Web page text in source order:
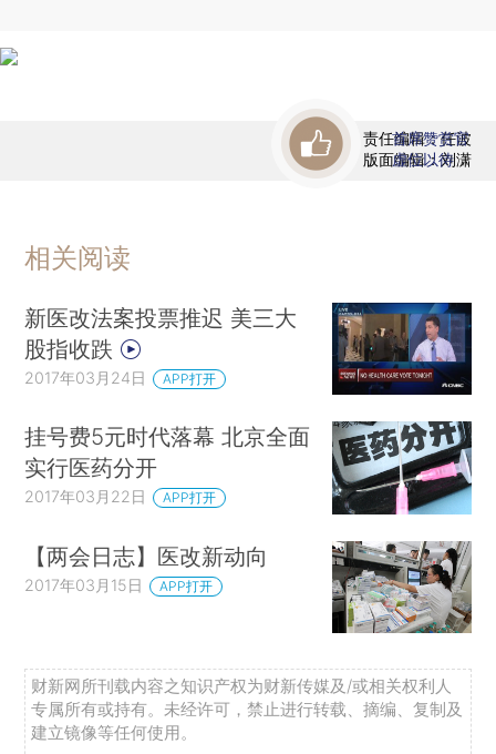
责任编辑：任波
版面编辑：刘潇
首席赞赏官
虚位以待
相关阅读
新医改法案投票推迟 美三大
股指收跌
2017年03月24日 APP打开
挂号费5元时代落幕 北京全面
实行医药分开
2017年03月22日 APP打开
【两会日志】医改新动向
2017年03月15日 APP打开
财新网所刊载内容之知识产权为财新传媒及/或相关权利人
专属所有或持有。未经许可，禁止进行转载、摘编、复制及
建立镜像等任何使用。